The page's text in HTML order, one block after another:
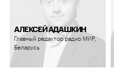
АЛЕКСЕЙ АДАШКИН
Главный редактор радио МИР,
Беларусь